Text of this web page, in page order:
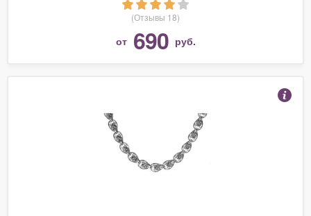
(Отзывы 18)
от 690 руб.